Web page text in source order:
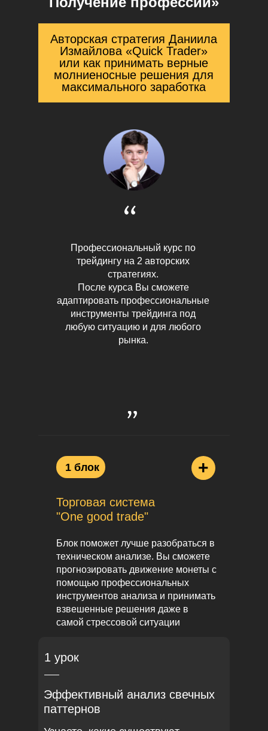
Авторская стратегия Даниила
Измайлова «Quick Trader»
или как принимать верные
молниеносные решения для
максимального заработка
+
1 блок
Торговая система
"One good trade"
Блок поможет лучше разобраться в
техническом анализе. Вы сможете
прогнозировать движение монеты с
помощью профессиональных
инструментов анализа и принимать
взвешенные решения даже в
самой стрессовой ситуации
Профессиональный курс по
трейдингу на 2 авторских
стратегиях.
После курса Вы сможете
адаптировать профессиональные
инструменты трейдинга под
любую ситуацию и для любого
рынка.
1 урок
Эффективный анализ свечных
паттернов